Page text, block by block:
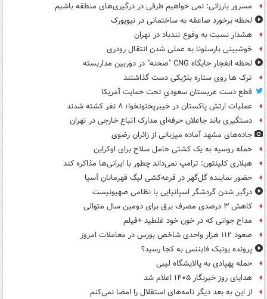
مسرور بارزانی: نمی خواهیم طرفی در درگیری‌های منطقه باشیم
لحظه برخورد صاعقه به ساختمانی در نیویورک
هشدار نسبت به وفوع تندباد در تهران
خوشبینی بارسلونا به عملی شدن انتقال رودری
لحظه انفجار جایگاه CNG "صحنه" در دوربین مداربسته
ترک ها روی ستاره بلژیکی دست گذاشتند
قطع دست عربستان سعودیِ تحت حمایت آمریکا
عملیات ارتش پاکستان در خیبرپختونخوا؛ ۸ نفر کشته شدند
دستگیری باند جاعلان حرفه‌ای مدارک اتباع خارجی در تهران
جاده‌های مشهد آماده میزبانی از زائران رضوی
حمله روسیه به یک کشتی حامل سلاح برای اوکراین
هیلاری کلینتون: ترامپ نمی‌داند چطور با ایرانی‌ها مذاکره کند
حضور نماینده گل‌گهر در قرعه‌کشی لیگ قهرمانان آسیا
درگیر شدن گردشگر اسپانیایی با نظامی صهیونیست
کاهش ۳ درصدی مصرف برق برای دومین سال متوالی
مداح جوانی که در خون خود غلطید +فیلم
صعود ۱۱۲ هزار واحدی شاخص بورس در معاملات امروز
پرونده یونیک فایننس به کجا رسید؟
حمله پهپادی به پالایشگاه لیبی
هدایای روز خبرنگار ۱۴۰۵ اعلام شد
از این به بعد دیگر نامه‌های استقلال را امضا نمی‌کنم